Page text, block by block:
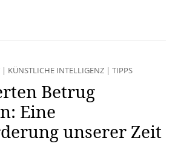
| KÜNSTLICHE INTELLIGENZ | TIPPS
Betrug
Eine
unserer Zeit